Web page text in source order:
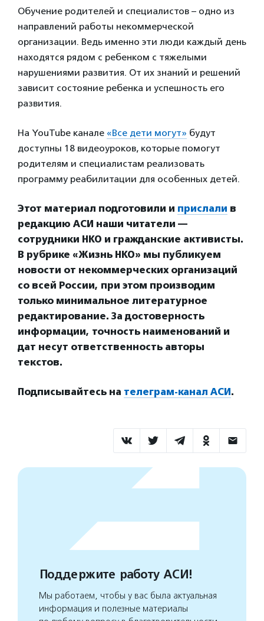
Обучение родителей и специалистов – одно из
направлений работы некоммерческой
организации. Ведь именно эти люди каждый день
находятся рядом с ребенком с тяжелыми
нарушениями развития. От их знаний и решений
зависит состояние ребенка и успешность его
развития.
На YouTube канале «Все дети могут» будут
доступны 18 видеоуроков, которые помогут
родителям и специалистам реализовать
программу реабилитации для особенных детей.
Этот материал подготовили и прислали в
редакцию АСИ наши читатели —
сотрудники НКО и гражданские активисты.
В рубрике «Жизнь НКО» мы публикуем
новости от некоммерческих организаций
со всей России, при этом производим
только минимальное литературное
редактирование. За достоверность
информации, точность наименований и
дат несут ответственность авторы
текстов.
Подписывайтесь на телеграм-канал АСИ.
Поддержите работу АСИ!
Мы работаем, чтобы у вас была актуальная
информация и полезные материалы